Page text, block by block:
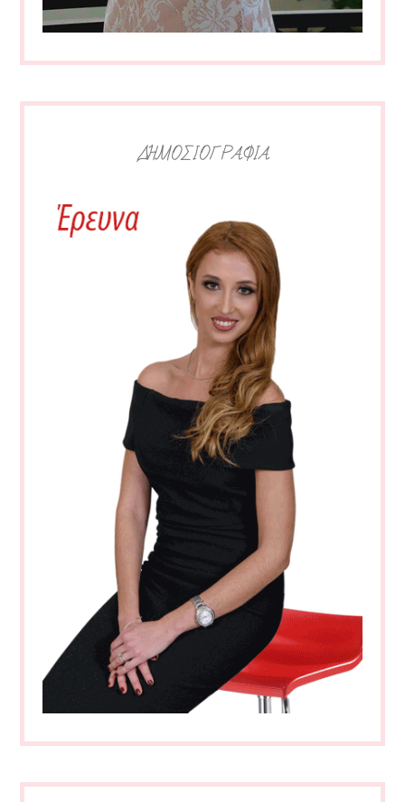
ΔΗΜΟΣΙΟΓΡΑΦΙΑ